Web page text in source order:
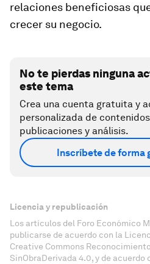
relaciones beneficiosas
crecer su negocio.
No te pierdas ninguna
este tema
Crea una cuenta gratuita y
personalizada de
publicaciones y análisis.
Inscríbete de forma
Licencia y republicación
Los artículos del Foro Económico
publicarse de acuerdo con la
Creative Commons
SinObraDerivada 4.0, y de